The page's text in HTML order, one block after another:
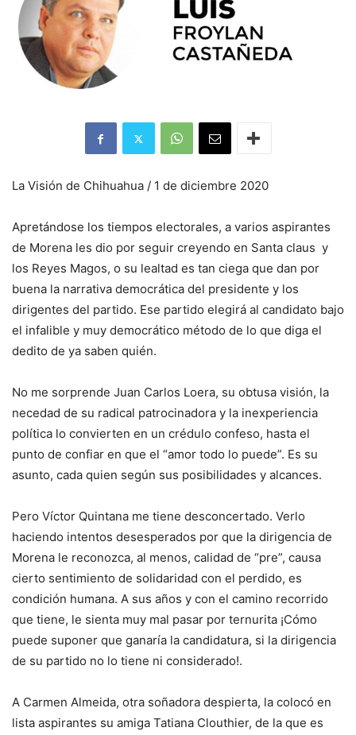
La Visión de Chihuahua / 1 de diciembre 2020
Apretándose los tiempos electorales, a varios aspirantes
de Morena les dio por seguir creyendo en Santa claus y
los Reyes Magos, o su lealtad es tan ciega que dan por
buena la narrativa democrática del presidente y los
dirigentes del partido. Ese partido elegirá al candidato bajo
el infalible y muy democrático método de lo que diga el
dedito de ya saben quién.
No me sorprende Juan Carlos Loera, su obtusa visión, la
necedad de su radical patrocinadora y la inexperiencia
política lo convierten en un crédulo confeso, hasta el
punto de confiar en que el “amor todo lo puede”. Es su
asunto, cada quien según sus posibilidades y alcances.
Pero Víctor Quintana me tiene desconcertado. Verlo
haciendo intentos desesperados por que la dirigencia de
Morena le reconozca, al menos, calidad de “pre”, causa
cierto sentimiento de solidaridad con el perdido, es
condición humana. A sus años y con el camino recorrido
que tiene, le sienta muy mal pasar por ternurita ¡Cómo
puede suponer que ganaría la candidatura, si la dirigencia
de su partido no lo tiene ni considerado!.
A Carmen Almeida, otra soñadora despierta, la colocó en
lista aspirantes su amiga Tatiana Clouthier, de la que es